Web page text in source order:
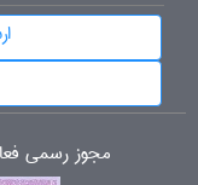
مجوز رسمی